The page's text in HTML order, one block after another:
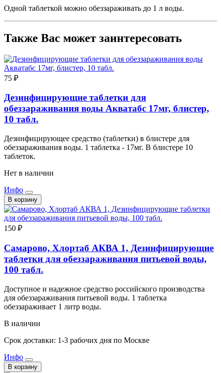
Одной таблеткой можно обеззараживать до 1 л воды.
Также Вас может заинтересовать
75 ₽
Дезинфицирующие таблетки для
обеззараживания воды Акватабс 17мг, блистер,
10 табл.
Дезинфицирующее средство (таблетки) в блистере для
обеззараживания воды. 1 таблетка - 17мг. В блистере 10
таблеток.
Нет в наличии
Инфо
В корзину
150 ₽
Самарово, Хлортаб АКВА 1, Дезинфицирующие
таблетки для обеззараживания питьевой воды,
100 табл.
Доступное и надежное средство российского производства
для обеззараживания питьевой воды. 1 таблетка
обеззараживает 1 литр воды.
В наличии
Срок доставки: 1-3 рабочих дня по Москве
Инфо
В корзину